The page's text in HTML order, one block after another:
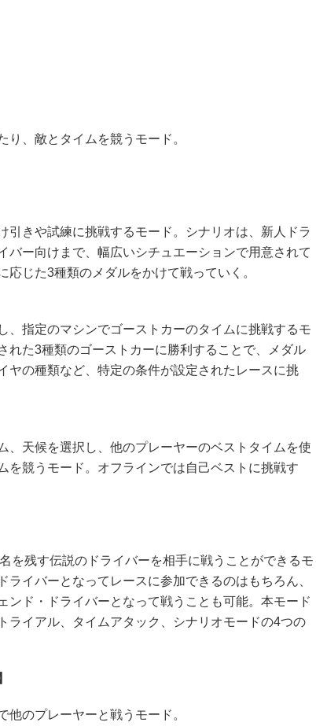
、敵とタイムを競うモード。
きや試練に挑戦するモード。シナリオは、新人ドラ
バー向けまで、幅広いシチュエーションで用意されて
応じた3種類のメダルをかけて戦っていく。
指定のマシンでゴーストカーのタイムに挑戦するモ
れた3種類のゴーストカーに勝利することで、メダル
ヤの種類など、特定の条件が設定されたレースに挑
天候を選択し、他のプレーヤーのベストタイムを使
を競うモード。オフラインでは自己ベストに挑戦す
を残す伝説のドライバーを相手に戦うことができるモ
ライバーとなってレースに参加できるのはもちろん、
ンド・ドライバーとなって戦うことも可能。本モード
ライアル、タイムアタック、シナリオモードの4つの
のプレーヤーと戦うモード。